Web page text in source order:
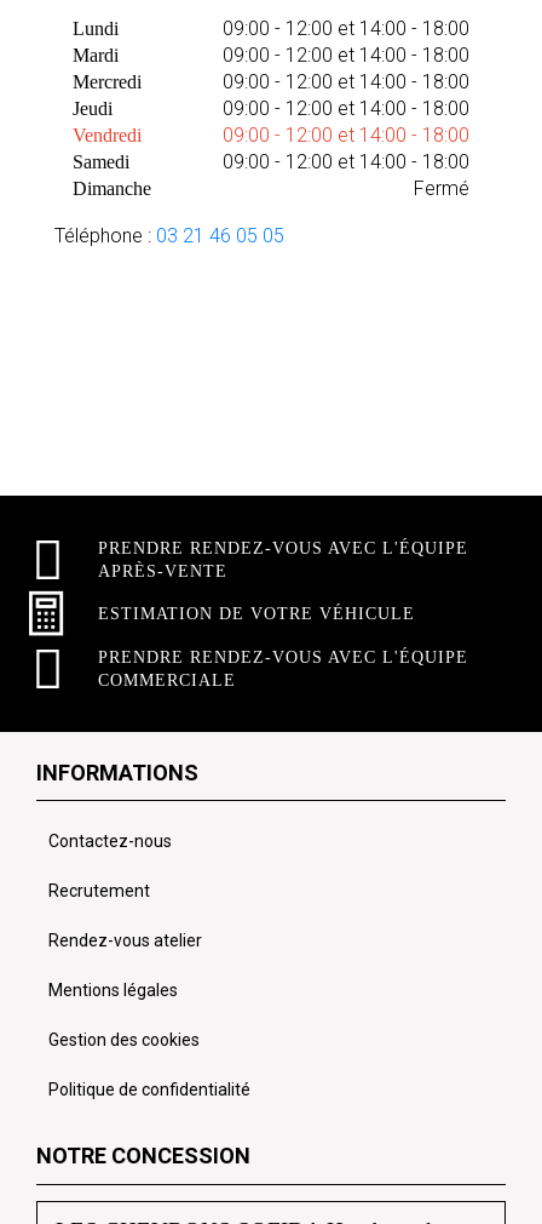
Lundi 09:00 - 12:00 et 14:00 - 18:00
Mardi 09:00 - 12:00 et 14:00 - 18:00
Mercredi 09:00 - 12:00 et 14:00 - 18:00
Jeudi 09:00 - 12:00 et 14:00 - 18:00
Vendredi 09:00 - 12:00 et 14:00 - 18:00
Samedi 09:00 - 12:00 et 14:00 - 18:00
Dimanche Fermé
Téléphone : 03 21 46 05 05
PRENDRE RENDEZ-VOUS AVEC L'ÉQUIPE
APRÈS-VENTE
ESTIMATION DE VOTRE VÉHICULE
PRENDRE RENDEZ-VOUS AVEC L'ÉQUIPE
COMMERCIALE
INFORMATIONS
Contactez-nous
Recrutement
Rendez-vous atelier
Mentions légales
Gestion des cookies
Politique de confidentialité
NOTRE CONCESSION